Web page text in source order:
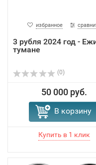
избранное
3 рубля 2024 год -
тумане
(0)
50 000 руб.
В корзину